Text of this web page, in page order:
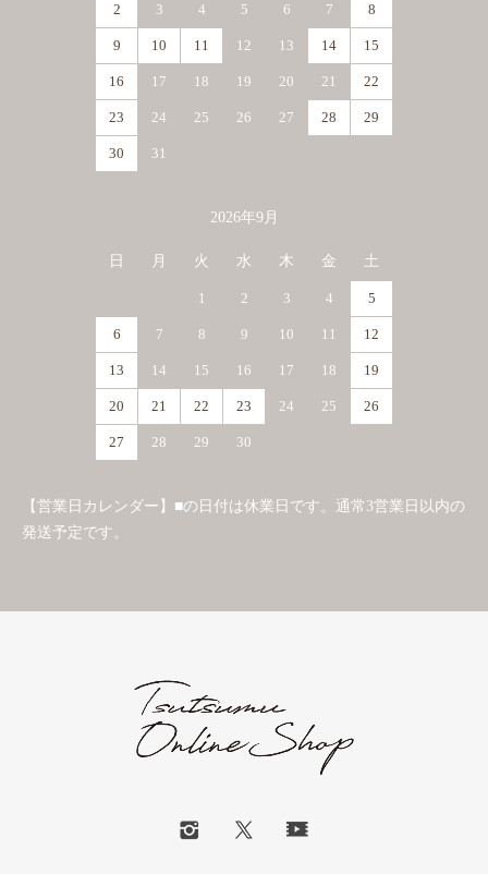
2 3 4 5 6 7 8
9 10 11 12 13 14 15
16 17 18 19 20 21 22
23 24 25 26 27 28 29
30 31
2026年9月
日 月 火 水 木 金 土
1 2 3 4 5
6 7 8 9 10 11 12
13 14 15 16 17 18 19
20 21 22 23 24 25 26
27 28 29 30
【営業日カレンダー】■の日付は休業日です。通常3営業日以内の
発送予定です。